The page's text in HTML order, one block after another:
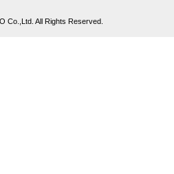
Co.,Ltd. All Rights Reserved.